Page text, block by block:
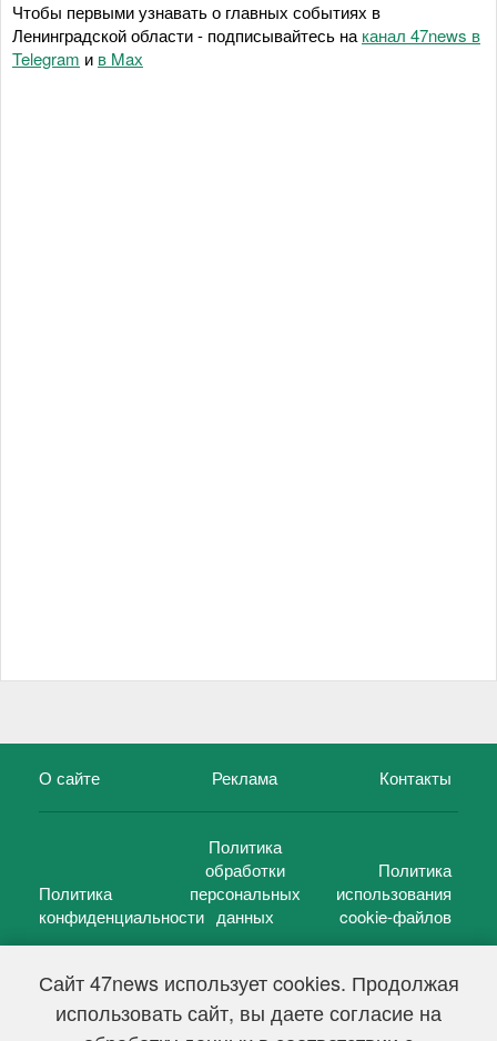
Сайт 47news использует cookies. Продолжая
использовать сайт, вы даете согласие на
Чтобы первыми узнавать о главных событиях в
Ленинградской области - подписывайтесь на канал 47news в
Telegram и в Maх
О сайте Реклама Контакты
Политика
конфиденциальности
Политика
обработки
персональных
данных
Политика
использования
cookie-файлов
47 новостей (47 news)2005 — 2026 г.